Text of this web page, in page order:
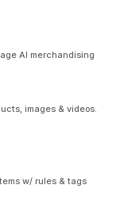
AI merchandising
images & videos.
w/ rules & tags